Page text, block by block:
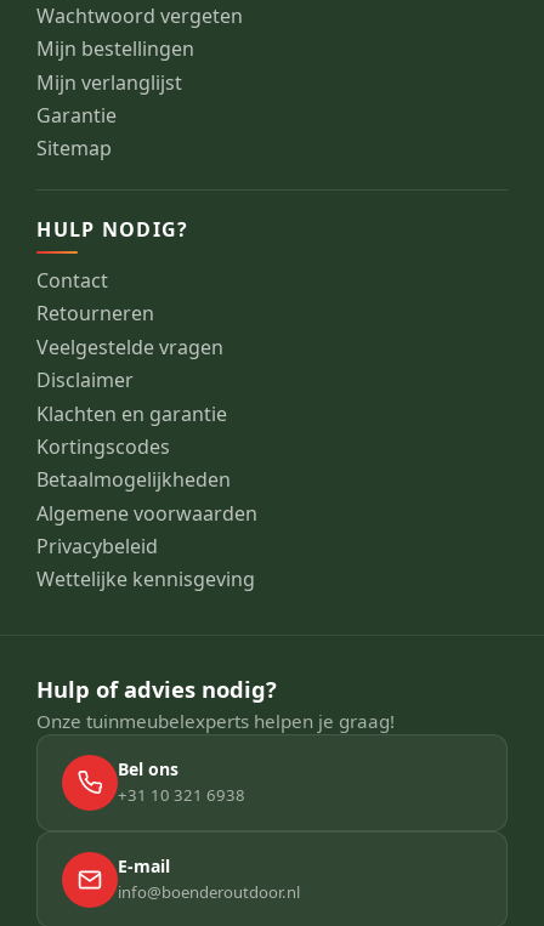
Wachtwoord vergeten
Mijn bestellingen
Mijn verlanglijst
Garantie
Sitemap
HULP NODIG?
Contact
Retourneren
Veelgestelde vragen
Disclaimer
Klachten en garantie
Kortingscodes
Betaalmogelijkheden
Algemene voorwaarden
Privacybeleid
Wettelijke kennisgeving
Hulp of advies nodig?
Onze tuinmeubelexperts helpen je graag!
Bel ons
+31 10 321 6938
E-mail
info@boenderoutdoor.nl